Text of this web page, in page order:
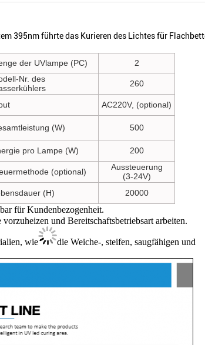
395nm führte das Kurieren des Lichtes für
der UVlampe (PC) 2
Nr. des
260
AC220V, (optional)
(W)
500
pro Lampe (W)
200
(optional)
Aussteuerung
(3-24V)
(H) 20000
für Kundenbezogenheit.
und Bereitschaftsbetriebsart arbeiten.
wie
die Weiche-, steifen, saugfähigen und